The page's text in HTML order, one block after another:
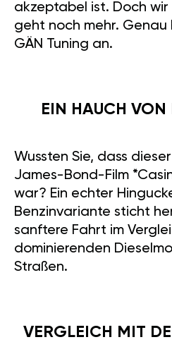
akzeptabel ist. Doch
geht noch mehr. Genau
GÄN Tuning an.
EIN HAUCH
Wussten Sie, dass
James-Bond-Film
war? Ein echter
Benzinvariante sticht
sanftere Fahrt im
dominierenden
Straßen.
VERGLEICH MIT